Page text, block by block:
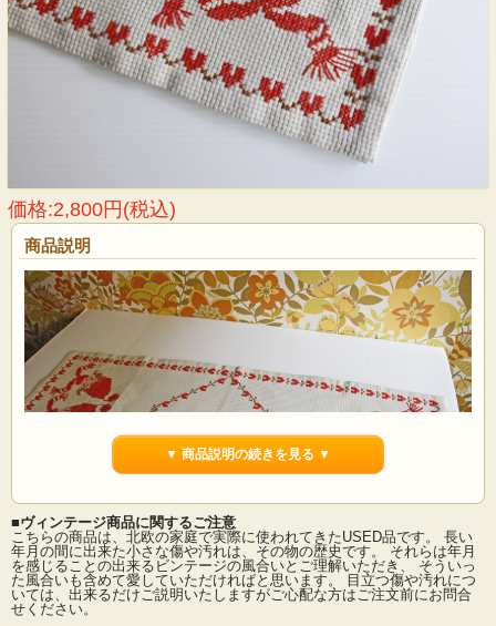
価格:2,800円(税込)
商品説明
デンマークで見つけた丁寧な手刺繍が施されたヴィンテージのテーブルセンター
です。可愛らしいニッセの男の子と女の子が赤い帽子にマフラーを着けて微笑ん
でいるデザインです。 縁取りは赤いハートが沢山刺繍されており、ほっこりとし
▼ 商品説明の続きを見る ▼
■ヴィンテージ商品に関するご注意
こちらの商品は、北欧の家庭で実際に使われてきたUSED品です。 長い
年月の間に出来た小さな傷や汚れは、その物の歴史です。 それらは年月
を感じることの出来るビンテージの風合いとご理解いただき、 そういっ
た風合いも含めて愛していただければと思います。 目立つ傷や汚れにつ
いては、出来るだけご説明いたしますがご心配な方はご注文前にお問合
せください。